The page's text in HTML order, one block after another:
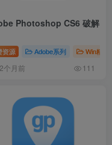
稀缺资源 # 办公软件
Photoshop CS6 破解
资源 Adobe系列 Win精选
个月前 111